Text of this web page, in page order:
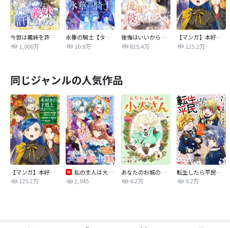
今世は義妹を許しません
1,000万
氷華の騎士【タテヨミ】
10.9万
後悔はいいから殺してください
815.4万
【マンガ】本好きの下剋上 第四部
125.2万
同じジャンルの人気作品
【マンガ】本好きの下剋上 第四部
125.2万
私の主人は大きな犬系騎士様
2,045
あなたのお城の小人さん ～御飯下さい、働きますっ～（コミック）【分冊版】
4.2万
転生したら平民でした。～生活水準に耐えられないので貴族を目指します～（コミック）
9.2万